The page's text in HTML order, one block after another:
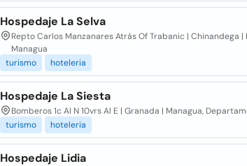
Hospedaje La Selva
Repto Carlos Manzanares Atrás Of Trabanic | Chinandega
Managua
turismo
hoteleria
Hospedaje La Siesta
Bomberos 1c Al N 10vrs Al E | Granada | Managua,
turismo
hoteleria
Hospedaje Lidia